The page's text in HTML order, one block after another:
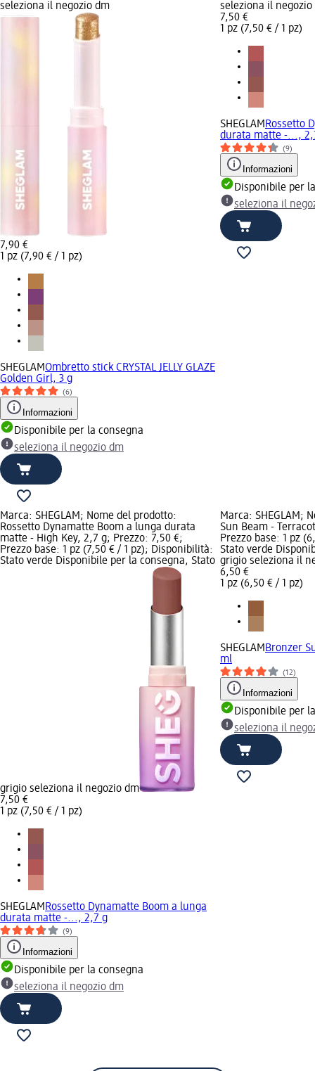
seleziona il negozio dm
7,90 €
1 pz (7,90 € / 1 pz)
SHEGLAMOmbretto stick CRYSTAL JELLY GLAZE
Golden Girl, 3 g
(6)
Informazioni
Disponibile per la consegna
seleziona il negozio dm
seleziona il negozio
7,50 €
1 pz (7,50 € / 1 pz)
SHEGLAMRossetto
durata matte -...,
(9)
Informazioni
Disponibile per
seleziona il
Marca: SHEGLAM; Nome del prodotto:
Rossetto Dynamatte Boom a lunga durata
matte - High Key, 2,7 g; Prezzo: 7,50 €;
Prezzo base: 1 pz (7,50 € / 1 pz); Disponibilità:
Stato verde Disponibile per la consegna, Stato
grigio seleziona il negozio dm
7,50 €
1 pz (7,50 € / 1 pz)
SHEGLAMRossetto Dynamatte Boom a lunga
durata matte -..., 2,7 g
(9)
Informazioni
Disponibile per la consegna
seleziona il negozio dm
Marca: SHEGLAM;
Sun Beam -
Prezzo base: 1 pz
Stato verde
grigio seleziona il
6,50 €
1 pz (6,50 € / 1 pz)
SHEGLAMBronzer
ml
(12)
Informazioni
Disponibile per
seleziona il